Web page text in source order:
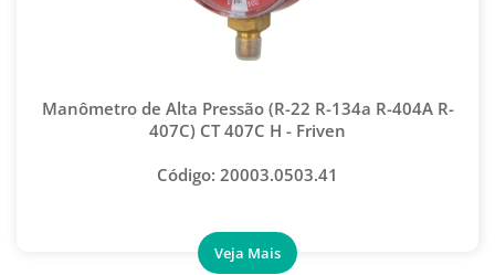
Manômetro de Alta Pressão (R-22 R-134a R-404A R-
407C) CT 407C H - Friven
Código: 20003.0503.41